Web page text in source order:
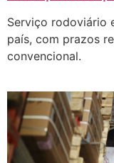
Serviço rodoviário
país, com prazos
convencional.